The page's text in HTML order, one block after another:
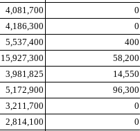
4,081,700 0
4,186,300 0
5,537,400 400
15,927,300 58,200
3,981,825 14,550
5,172,900 96,300
3,211,700 0
2,814,100 0